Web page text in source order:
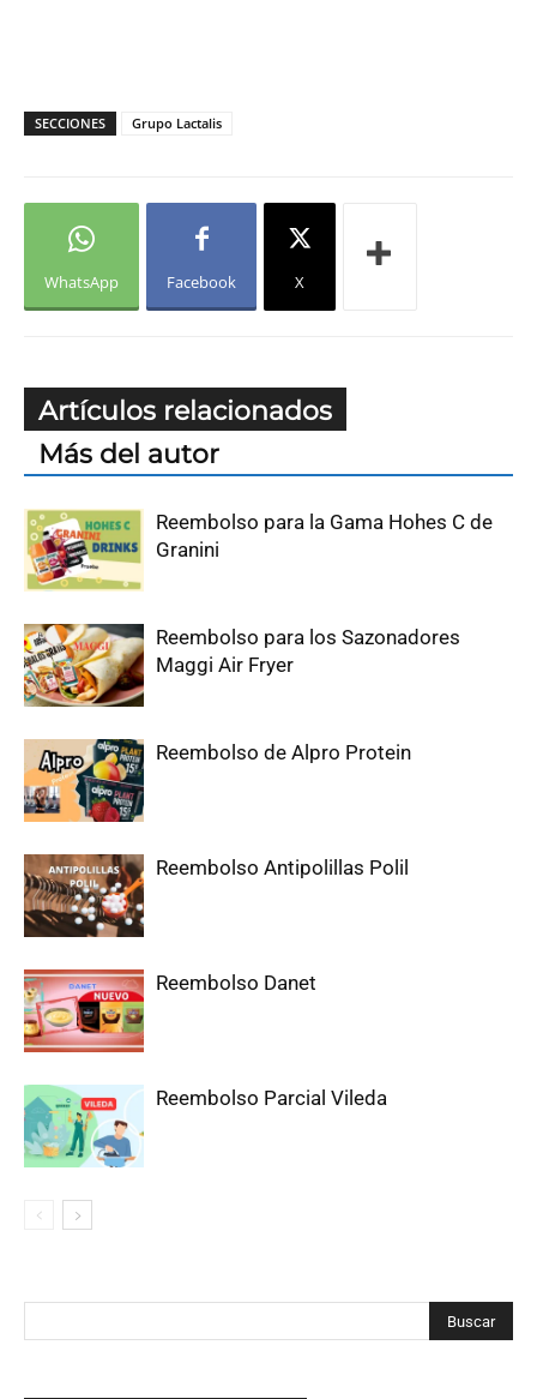
SECCIONES Grupo Lactalis
WhatsApp Facebook X
Artículos relacionados
Más del autor
Reembolso para la Gama Hohes C de
Granini
Reembolso para los Sazonadores
Maggi Air Fryer
Reembolso de Alpro Protein
Reembolso Antipolillas Polil
Reembolso Danet
Reembolso Parcial Vileda